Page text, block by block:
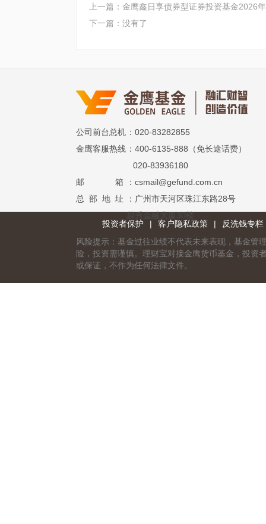
上一篇：金鹰鑫日享债券型证券投资基金2026
下一篇：没有了
公司前台总机 ：020-83282855
金鹰客服热线 ：400-6135-888（免长途话费）
020-83936180
邮 箱
：csmail@gefund.com.cn
总 部 地 址
：广州市天河区珠江东路28号
越秀金融大厦30楼
投资者保护
| 客户隐私政策 |
反洗钱专栏
风险提示：基金过往业绩不代表未来表现，基金管
险，投资需谨慎。理财宝对接金鹰货币基金，投资
或保证，不作为任何法律文件。